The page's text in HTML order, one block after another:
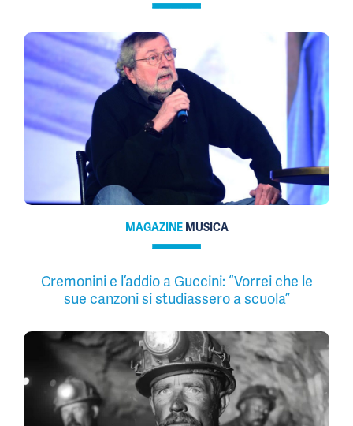
MAGAZINE MUSICA
Cremonini e l’addio a Guccini: “Vorrei che le
sue canzoni si studiassero a scuola”